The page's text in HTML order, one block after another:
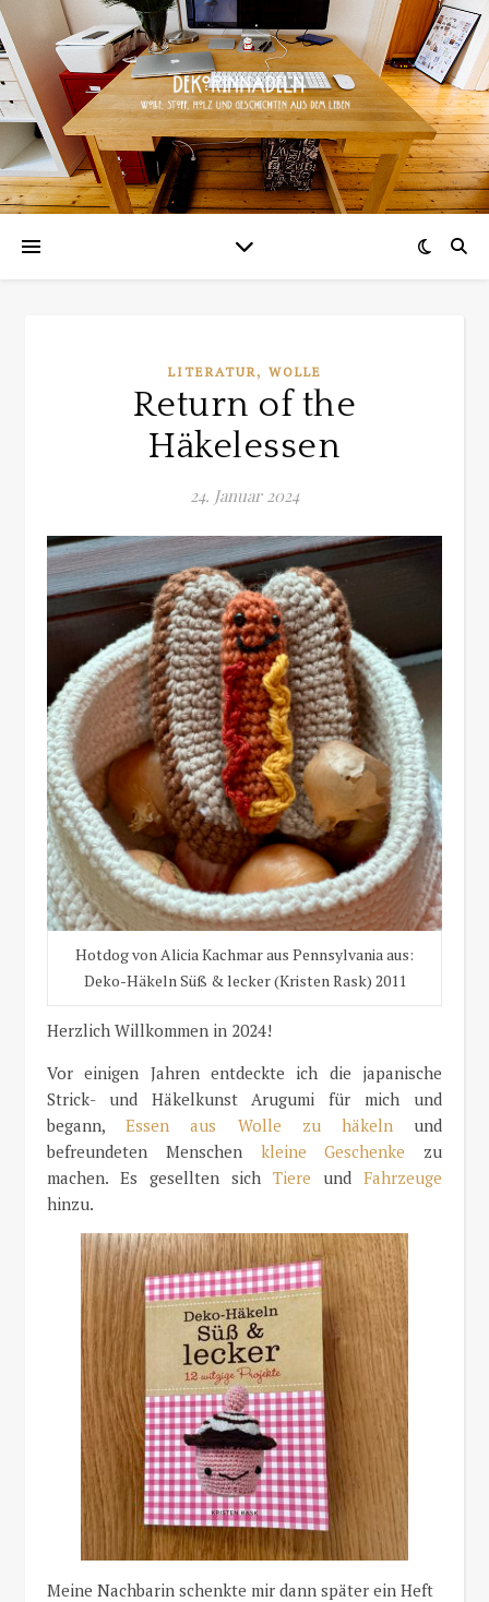
LITERATUR, WOLLE
Return of the
Häkelessen
24. Januar 2024
Hotdog von Alicia Kachmar aus Pennsylvania aus:
Deko-Häkeln Süß & lecker (Kristen Rask) 2011
Herzlich Willkommen in 2024!
Vor einigen Jahren entdeckte ich die japanische
Strick- und Häkelkunst Arugumi für mich und
begann,Essen aus Wolle zu häkelnund
befreundeten Menschen kleine Geschenke zu
machen. Es gesellten sich Tiere und Fahrzeuge
hinzu.
Meine Nachbarin schenkte mir dann später ein Heft